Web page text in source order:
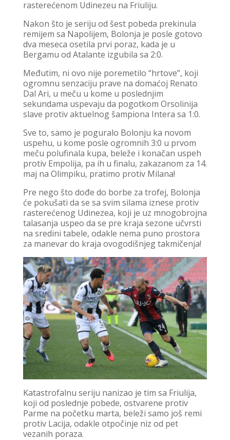
rasterećenom Udinezeu na Friuliju.
Nakon što je seriju od šest pobeda prekinula
remijem sa Napolijem, Bolonja je posle gotovo
dva meseca osetila prvi poraz, kada je u
Bergamu od Atalante izgubila sa 2:0.
Međutim, ni ovo nije poremetilo “hrtove”, koji
ogromnu senzaciju prave na domaćoj Renato
Dal Ari, u meču u kome u poslednjim
sekundama uspevaju da pogotkom Orsolinija
slave protiv aktuelnog šampiona Intera sa 1:0.
Sve to, samo je poguralo Bolonju ka novom
uspehu, u kome posle ogromnih 3:0 u prvom
meču polufinala kupa, beleže i konačan uspeh
protiv Empolija, pa ih u finalu, zakazanom za 14.
maj na Olimpiku, pratimo protiv Milana!
Pre nego što dođe do borbe za trofej, Bolonja
će pokušati da se sa svim silama iznese protiv
rasterećenog Udinezea, koji je uz mnogobrojna
talasanja uspeo da se pre kraja sezone učvrsti
na sredini tabele, odakle nema puno prostora
za manevar do kraja ovogodišnjeg takmičenja!
Katastrofalnu seriju nanizao je tim sa Friulija,
koji od poslednje pobede, ostvarene protiv
Parme na početku marta, beleži samo još remi
protiv Lacija, odakle otpočinje niz od pet
vezanih poraza.